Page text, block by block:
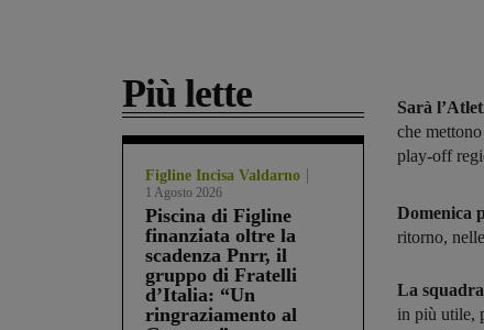
Più lette
Figline Incisa Valdarno
1 Agosto 2026
Piscina di Figline
finanziata oltre la
scadenza Pnrr, il
gruppo di Fratelli
d’Italia: “Un
ringraziamento al
Sarà
che
play-off
Domenica
ritorno,
La
in più utile,